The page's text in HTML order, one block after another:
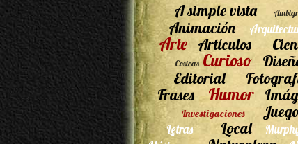
A simple vista
Animación
Arte Artículos
Cosicas Curioso
Editorial
Frases
Humor
Investigaciones
Letras Local